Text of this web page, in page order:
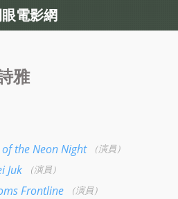
雅
the Neon Night （演員）
Juk （演員）
Frontline （演員）
電影網